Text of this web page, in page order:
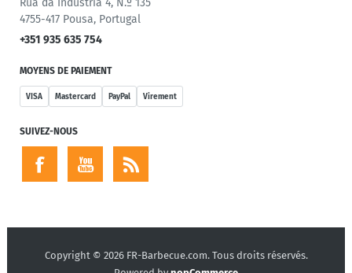
Rua da Indústria 4, N.º 135
4755-417 Pousa, Portugal
+351 935 635 754
MOYENS DE PAIEMENT
VISA Mastercard PayPal Virement
SUIVEZ-NOUS
Copyright © 2026 FR-Barbecue.com. Tous droits réservés.